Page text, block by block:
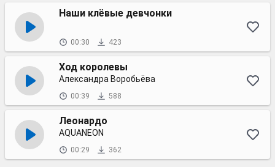
Наши клёвые девчонки
00:30 423
Ход королевы
Александра Воробьёва
00:39 588
Леонардо
AQUANEON
00:29 362